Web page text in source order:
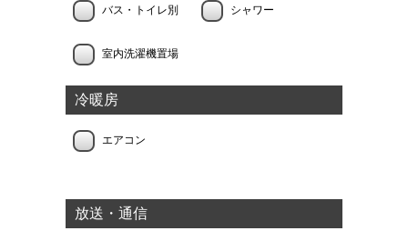
バス・トイレ別 シャワー
室内洗濯機置場
冷暖房
エアコン
放送・通信